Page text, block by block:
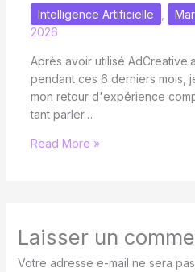
Intelligence Artificielle
2026
Après avoir utilisé
pendant ces 6 derniers mois,
mon retour d'expérience
tant parler…
Read More »
Laisser un
Votre adresse e-mail ne sera